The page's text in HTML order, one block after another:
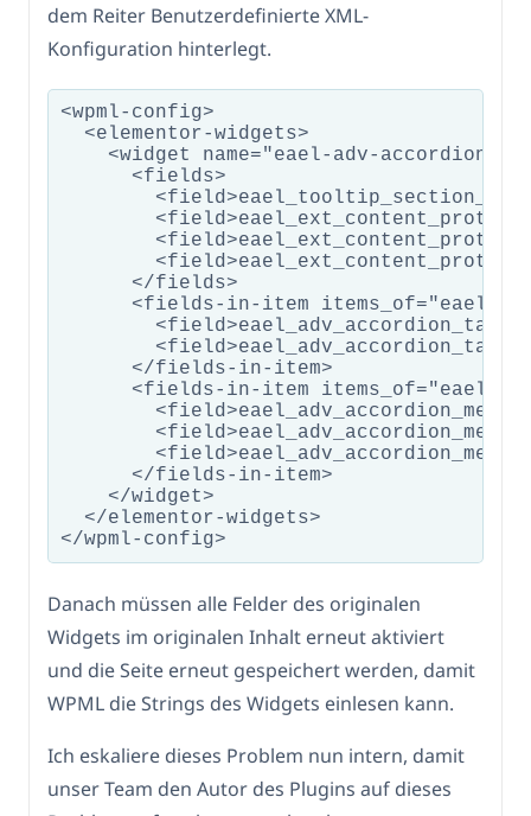
dem Reiter Benutzerdefinierte XML-
Konfiguration hinterlegt.
<wpml-config>
  <elementor-widgets>
    <widget name="eael-adv-accordion">
      <fields>
      </fields>
<fields-in-item
      </fields-in-item>
<fields-in-item
      </fields-in-item>
    </widget>
  </elementor-widgets>
Danach müssen alle Felder des originalen
Widgets im originalen Inhalt erneut aktiviert
und die Seite erneut gespeichert werden, damit
WPML die Strings des Widgets einlesen kann.
Ich eskaliere dieses Problem nun intern, damit
unser Team den Autor des Plugins auf dieses